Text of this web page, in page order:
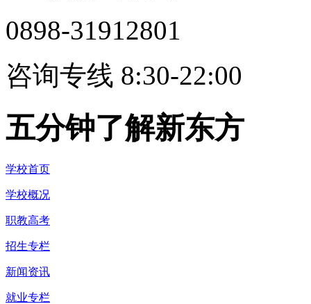
0898-31912801
咨询专线 8:30-22:00
五分钟了解新东方
学校首页
学校概况
职教高考
招生专栏
新闻资讯
就业专栏